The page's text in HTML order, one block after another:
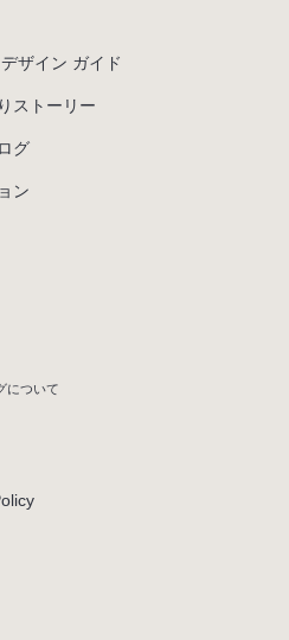
ザイン ガイド
ストーリー
グ
ン
について